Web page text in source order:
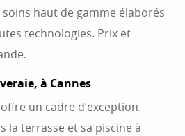
haut de gamme élaborés
technologies. Prix et
à Cannes
un cadre d’exception.
la terrasse et sa piscine à